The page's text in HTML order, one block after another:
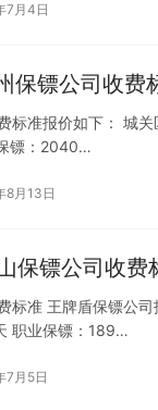
7月4日
保镖公司收费
标准报价如下： 城
镖：2040…
8月13日
保镖公司收费
标准 王牌盾保镖公
职业保镖：189…
7月5日